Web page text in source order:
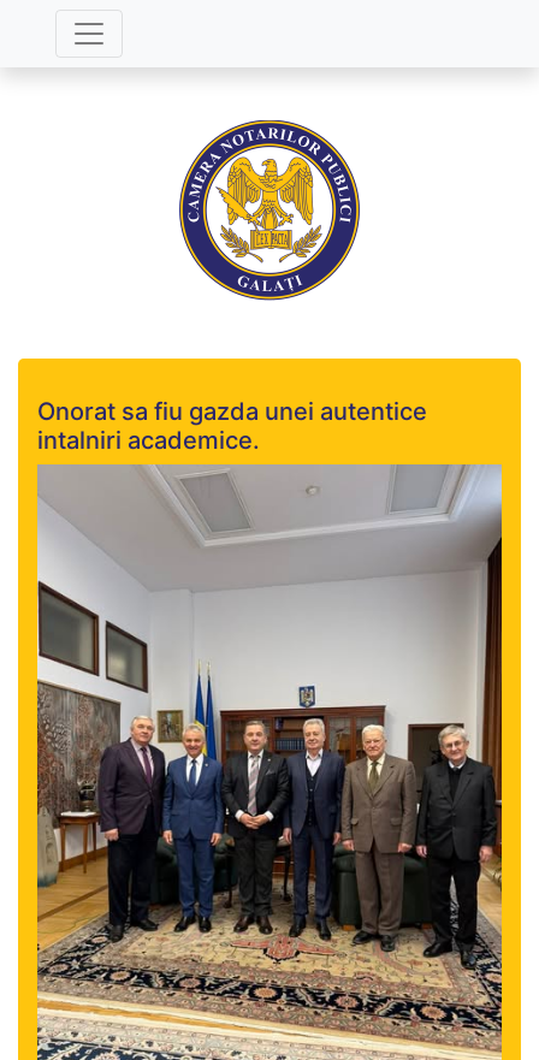
Onorat sa fiu gazda unei autentice
intalniri academice.